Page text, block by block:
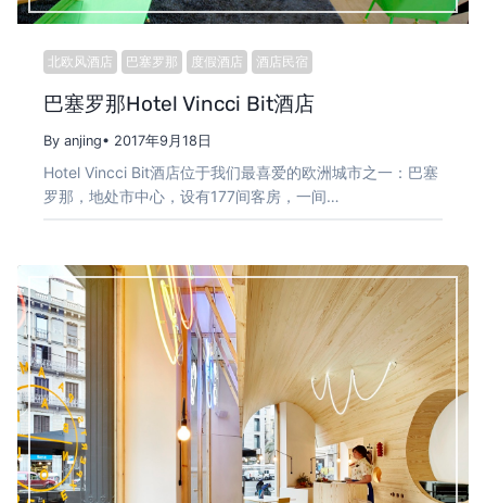
北欧风酒店 巴塞罗那 度假酒店 酒店民宿
巴塞罗那Hotel Vincci Bit酒店
By anjing• 2017年9月18日
Hotel Vincci Bit酒店位于我们最喜爱的欧洲城市之一：巴塞
罗那，地处市中心，设有177间客房，一间…